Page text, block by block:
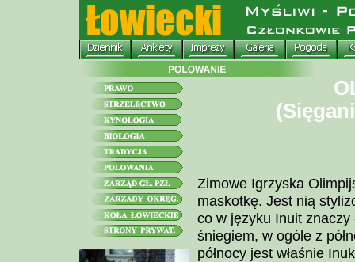
Zimowe Igrzyska
maskotkę. Jest nią
co w języku Inuit
śniegiem, w ogóle z
północy jest właśnie